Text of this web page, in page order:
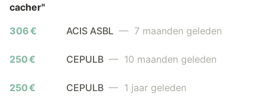
cacher"
306 €
ACIS ASBL — 7 maanden geleden
250 € CEPULB — 10 maanden geleden
250 € CEPULB — 1 jaar geleden